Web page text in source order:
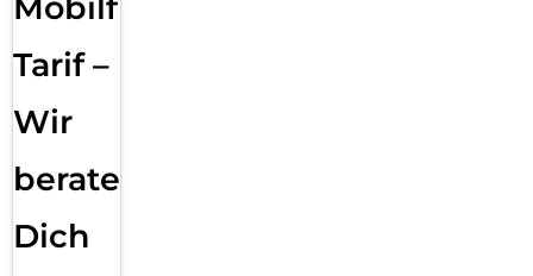
Schnellladetechnik ist dieses multifunktionale Lanyard die
griffbereit halten möchten – ohne Kompromisse bei
Komfort oder Ästhetik.
Tarif –
Wir
beraten
Dich